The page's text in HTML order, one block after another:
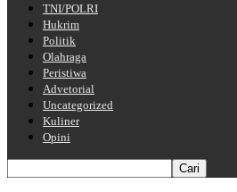
TNI/POLRI
Hukrim
Politik
Olahraga
Peristiwa
Advetorial
Uncategorized
Kuliner
Opini